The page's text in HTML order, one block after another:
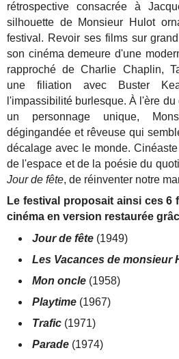
rétrospective consacrée à
silhouette de Monsieur Hulot
festival. Revoir ses films sur
son cinéma demeure d'une
rapproché de Charlie Chaplin,
une filiation avec Buster
l'impassibilité burlesque. À l'ère
un personnage unique,
dégingandée et rêveuse qui
décalage avec le monde.
de l'espace et de la poésie du
Jour de fête, de réinventer notre
Le festival proposait ainsi ces 6
cinéma en version restaurée
Jour de fête (1949)
Les Vacances de monsieur
Mon oncle (1958)
Playtime (1967)
Trafic (1971)
Parade (1974)